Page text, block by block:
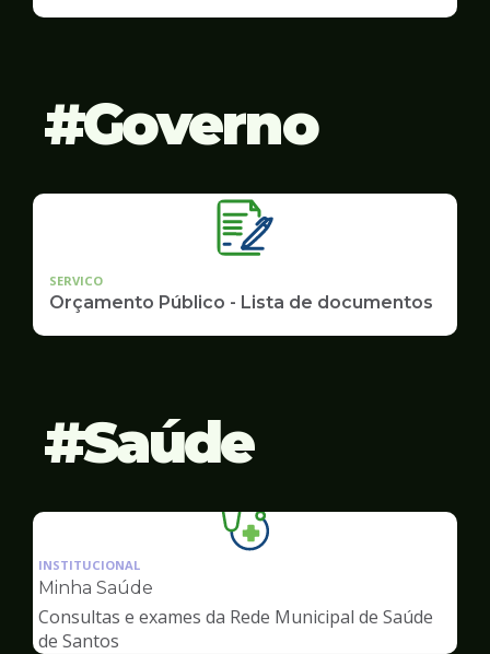
Governo
SERVICO
Orçamento Público - Lista de documentos
Saúde
Ilustração
da
de
Saúde
INSTITUCIONAL
Minha Saúde
Consultas e exames da Rede Municipal de Saúde
de Santos